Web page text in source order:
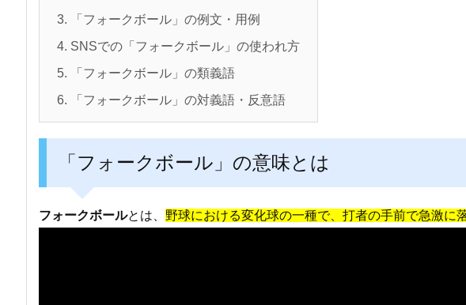
3. 「フォークボール」の例文・用例
4. SNSでの「フォークボール」の使われ方
5. 「フォークボール」の類義語
6. 「フォークボール」の対義語・反意語
「フォークボール」の意味とは
フォークボールとは、 野球における変化球の一種で、打者の手前で急激に